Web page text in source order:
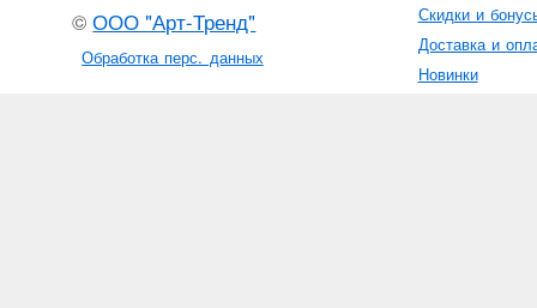
©ООО "Арт-Тренд"
Обработка перс. данных
Скидки и
Доставка и
Новинки